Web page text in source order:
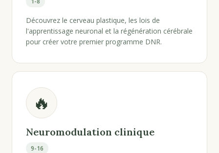
Découvrez le cerveau plastique, les lois de
l'apprentissage neuronal et la régénération cérébrale
pour créer votre premier programme DNR.
🔥
Neuromodulation clinique
9-16